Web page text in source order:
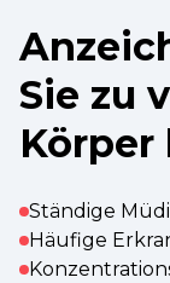
Sie zu
Körper
Ständige
Häufige